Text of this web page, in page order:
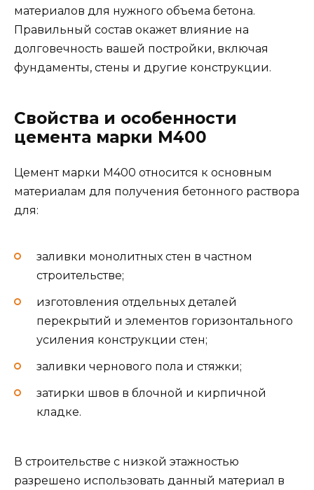
материалов для нужного объема бетона.
Правильный состав окажет влияние на
долговечность вашей постройки, включая
фундаменты, стены и другие конструкции.
Свойства и особенности
цемента марки М400
Цемент марки М400 относится к основным
материалам для получения бетонного раствора
для:
заливки монолитных стен в частном
строительстве;
изготовления отдельных деталей
перекрытий и элементов горизонтального
усиления конструкции стен;
заливки чернового пола и стяжки;
затирки швов в блочной и кирпичной
кладке.
В строительстве с низкой этажностью
разрешено использовать данный материал в